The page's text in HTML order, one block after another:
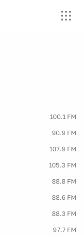
100.1 FM
90.9 FM
107.9 FM
105.3 FM
88.8 FM
88.6 FM
88.3 FM
97.7 FM